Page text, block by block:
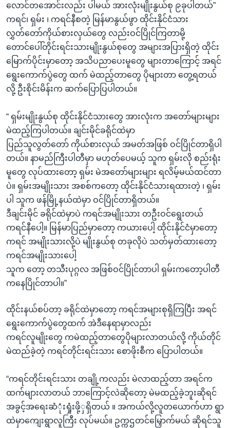
လောင်တအောင်းလည်း ပါမယ် အားလုံးမျိုးနွယ်စု ၉ခုပါတယ်”
ကရင်၊ ရှမ်း ၊ ကရင်နီစတဲ့ မြန်မာနွယ်ဖွာ ထိုင်းနိုင်ငံသား
လွှတ်တော်ကိုယ်စားလှယ်တွေ လည်းဝင်ပြိုင်ကြတာမို့
တောင်ပေါ်တိုင်းရင်းသားမျိုးနွယ်စုတွေ အများအပြားရှိတဲ့ ထိုင်း
မြောက်ပိုင်းမှာတော့ အသိပညာပေးမူတွေ များတာကြောင့် အရင်
ရွေးကောက်ပွဲတွေ ထက် မဲထည့်တာတွေ ပိုများတာ တွေ့ရတယ်
လို့ ဦးစိုင်းမိန်းက ဆက်ပြောပြပါတယ်။
“ ရှမ်းမျိုးနွယ်စု ထိုင်းနိုင်ငံသားတွေ အားလုံးက အတော်များများ
မဲထည့်ကြပါတယ်။ ချင်းမိုင်ခရိုင်ထဲမှာ
ပြည်သူလွတ်တော် ကိုယ်စားလှယ် အမတ်အဖြစ် ဝင်ပြိုင်တာရှိပါ
တယ်။ နာမည်ကြီးပါတီမှာ မဟုတ်ပေမယ့် သူက ရှမ်းလို စည်းရုံး
မူတွေ လုပ်ထားတော့ ရှမ်း မဲအတော်များများ ရလိမ့်မယ်ထင်တာ
ပဲ။ ရှမ်းအမျိုးသား အစစ်ကတော့ ထိုင်းနိုင်ငံသားရထားတဲ့ ၊ ရှမ်း
ပါ သူက ဖန်မြို့နယ်ထဲမှာ ဝင်ပြိုင်တာရှိတယ်။
ဒီချင်းမိုင် ခရိုင်ထဲမှာပဲ ကရင်အမျိုးသား တဦးဝင်ရွေးတယ်
ကရင်နီပေါ့။ မြန်မာပြည်မှာတော့ ကယားပေါ့ ထိုင်းနိုင်ငံမှာတော့
ကရင် အမျိုးသားလို့ပဲ မျိုးနွယ်စု တခုလိုပဲ သတ်မှတ်ထားတော့
ကရင်အမျိုးသားပေါ့
သူက တော့ တသီးပုဂ္ဂလ အဖြစ်ဝင်ပြိုင်တာပါ ရှမ်းကတော့ပါတီ
ကနေပြိုင်တာပါ။”
ထိုင်းနယ်စပ်တာ့ ခရိုင်ထဲမှာတော့ ကရင်အများစုရှိကြပြီး အရင်
ရွေးကောက်ပွဲတွေထက် အဲဒီနေရာမှာလည်း
ကရင်လူမျိုးတွေ ကမဲထည့်တာတွေပိုများလာတယ်လို့ ကိုယ်တိုင်
မဲထည်ခဲ့တဲ့ ကရင်တိုင်းရင်းသား စောဖိုးစီက ပြောပါတယ်။
“ကရင်တိုင်းရင်းသား တချို့ကလည်း မဲလာထည့်တာ အရင်က
ထက်များလာတယ် ဘာကြောင့်လဲဆိုတော့ မဲမထည့်ခဲ့ဘူးဆိုရင်
အခွင့်အရေးဆံုံးရှုံးဖို့ှရှိတယ် ။ အကယ်လို့လူတယောက်ဟာ ရွာ
ထဲမှာကျေးရွာလူကြီး လုပ်မယ်။ ဥက္ကဌတင်မြှောက်မယ် ဆိုရင်သူ